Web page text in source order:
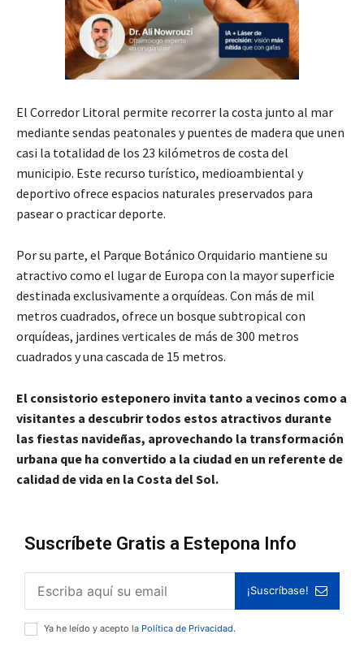
El Corredor Litoral permite recorrer la costa junto al mar
mediante sendas peatonales y puentes de madera que unen
casi la totalidad de los 23 kilómetros de costa del
municipio. Este recurso turístico, medioambiental y
deportivo ofrece espacios naturales preservados para
pasear o practicar deporte.
Por su parte, el Parque Botánico Orquidario mantiene su
atractivo como el lugar de Europa con la mayor superficie
destinada exclusivamente a orquídeas. Con más de mil
metros cuadrados, ofrece un bosque subtropical con
orquídeas, jardines verticales de más de 300 metros
cuadrados y una cascada de 15 metros.
El consistorio esteponero invita tanto a vecinos como a
visitantes a descubrir todos estos atractivos durante
las fiestas navideñas, aprovechando la transformación
urbana que ha convertido a la ciudad en un referente de
calidad de vida en la Costa del Sol.
Suscríbete Gratis a Estepona Info
¡Suscríbase!
Ya he leído y acepto la Política de Privacidad.